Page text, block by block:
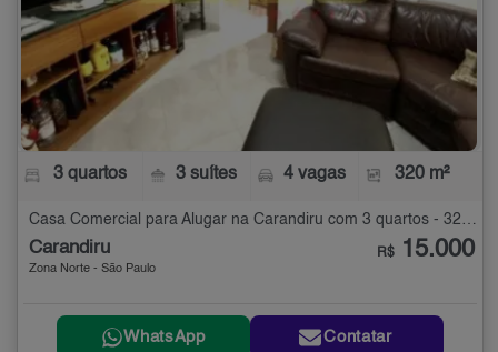
3 quartos 3 suítes 4 vagas 320 m²
Carandiru
Zona Norte - São Paulo
R$ 15.000
WhatsApp Contatar